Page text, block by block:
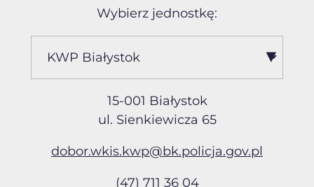
Wybierz jednostkę:
15-001 Białystok
ul. Sienkiewicza 65
dobor.wkis.kwp@bk.policja.gov.pl
(47) 711 36 04